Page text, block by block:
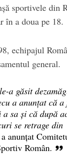
sportivele din
în a doua pe 18.
echipajul
general.
a găsit
a anunțat că a
sa și că după
se retrage din
anunțat
Român.